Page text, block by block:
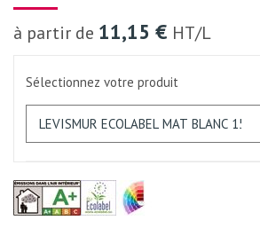
à partir de 11,15 € HT/L
Sélectionnez votre produit